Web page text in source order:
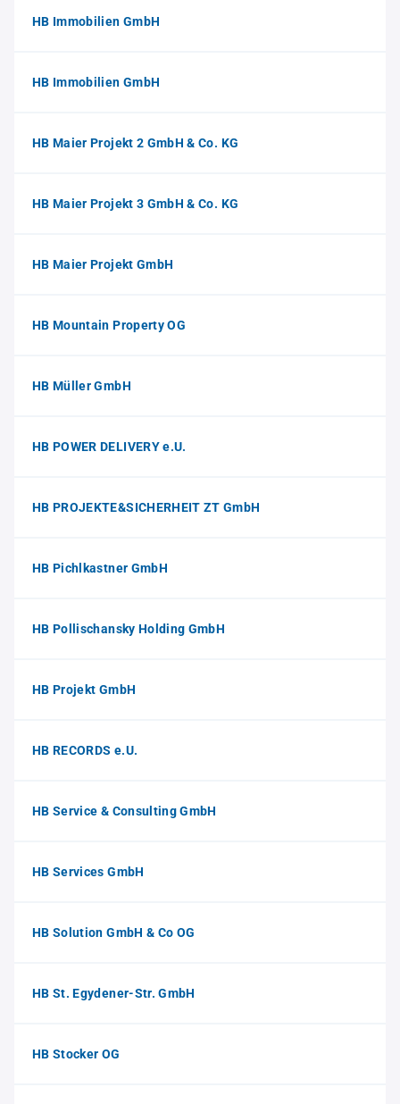
HB Immobilien GmbH
HB Immobilien GmbH
HB Maier Projekt 2 GmbH & Co. KG
HB Maier Projekt 3 GmbH & Co. KG
HB Maier Projekt GmbH
HB Mountain Property OG
HB Müller GmbH
HB POWER DELIVERY e.U.
HB PROJEKTE&SICHERHEIT ZT GmbH
HB Pichlkastner GmbH
HB Pollischansky Holding GmbH
HB Projekt GmbH
HB RECORDS e.U.
HB Service & Consulting GmbH
HB Services GmbH
HB Solution GmbH & Co OG
HB St. Egydener-Str. GmbH
HB Stocker OG